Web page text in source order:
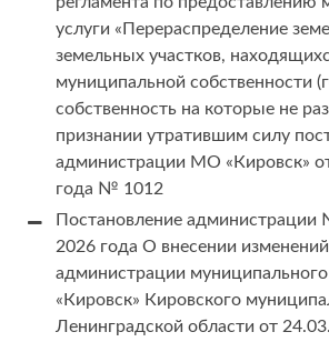
услуги «Перераспределение
земельных участков,
муниципальной собственности
собственность на которые не
признании утратившим силу
администрации МО «Кировск»
года № 1012
Постановление
2026 года О внесении
администрации муниципального
«Кировск» Кировского
Ленинградской области от